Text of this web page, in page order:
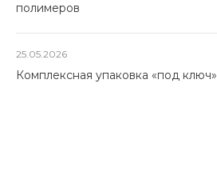
полимеров
25.05.2026
Комплексная упаковка «под ключ»